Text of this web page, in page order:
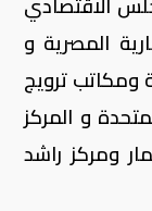
المصرية و
ومكاتب ترويج
و المركز
ومركز راشد